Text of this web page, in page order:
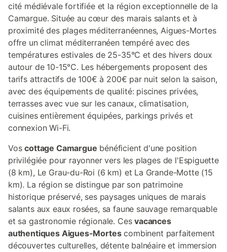
cité médiévale fortifiée et la région exceptionnelle de la
Camargue. Située au cœur des marais salants et à
proximité des plages méditerranéennes, Aigues-Mortes
offre un climat méditerranéen tempéré avec des
températures estivales de 25-35°C et des hivers doux
autour de 10-15°C. Les hébergements proposent des
tarifs attractifs de 100€ à 200€ par nuit selon la saison,
avec des équipements de qualité: piscines privées,
terrasses avec vue sur les canaux, climatisation,
cuisines entièrement équipées, parkings privés et
connexion Wi-Fi.
Voscottage Camargue bénéficient d'une position
privilégiée pour rayonner vers les plages de l'Espiguette
(8 km), Le Grau-du-Roi (6 km) et La Grande-Motte (15
km). La région se distingue par son patrimoine
historique préservé, ses paysages uniques de marais
salants aux eaux rosées, sa faune sauvage remarquable
et sa gastronomie régionale. Cesvacances
authentiques Aigues-Mortescombinent parfaitement
découvertes culturelles, détente balnéaire et immersion